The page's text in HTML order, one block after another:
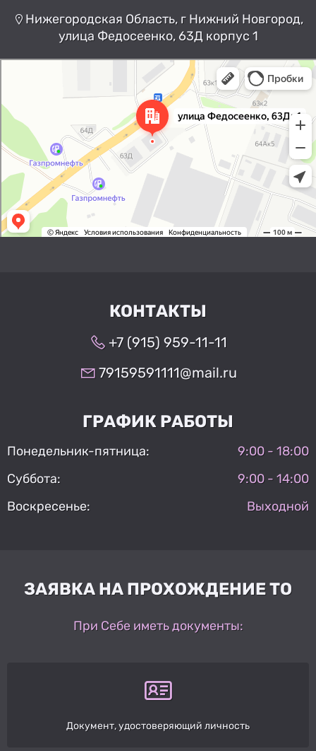
Нижегородская Область, г Нижний Новгород,
улица Федосеенко, 63Д корпус 1
Нижний Новгород
Улица Федосеенко, 63Дк1 —
Яндекс Карты
КОНТАКТЫ
+7 (915) 959-11-11
79159591111@mail.ru
ГРАФИК РАБОТЫ
Понедельник-пятница:
9:00 - 18:00
Суббота:
9:00 - 14:00
Воскресенье:
Выходной
ЗАЯВКА НА ПРОХОЖДЕНИЕ ТО
При Себе иметь документы:
Документ, удостоверяющий личность